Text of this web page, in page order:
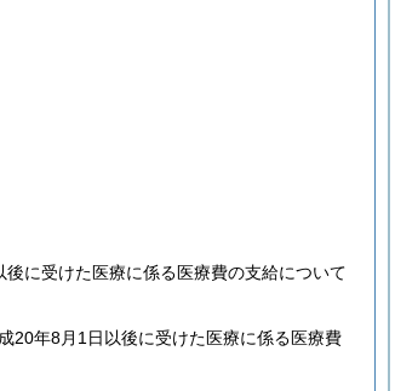
に受けた医療に係る医療費の支給について
20年8月1日以後に受けた医療に係る医療費